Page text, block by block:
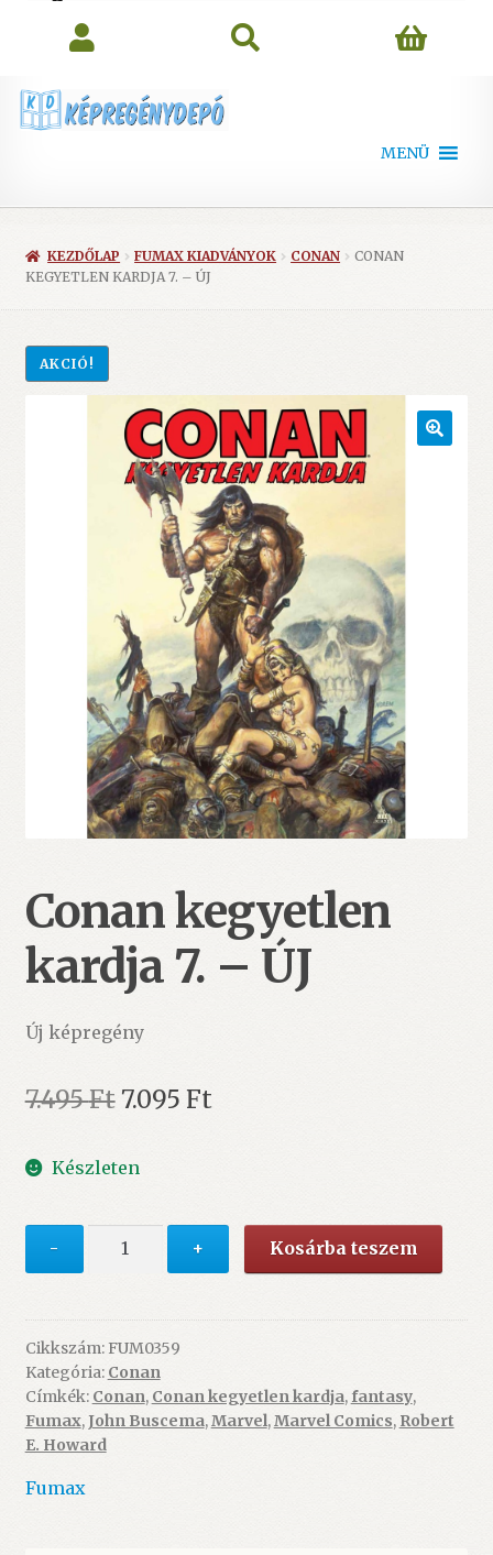
MENÜ
KEZDŐLAP FUMAX KIADVÁNYOK CONAN
CONAN
KEGYETLEN KARDJA 7. – ÚJ
AKCIÓ!
Conan kegyetlen
kardja 7. – ÚJ
Új képregény
7.495Ft Original
was:
7.095 FtCurrent
Készleten
-
Conan
7.
-
ÚJ
mennyiség
+ Kosárba teszem
Cikkszám: FUM0359
Kategória: Conan
Címkék: Conan, Conan kegyetlen kardja, fantasy,
Fumax,John Buscema,Marvel,Marvel Comics, Robert
E. Howard
Fumax